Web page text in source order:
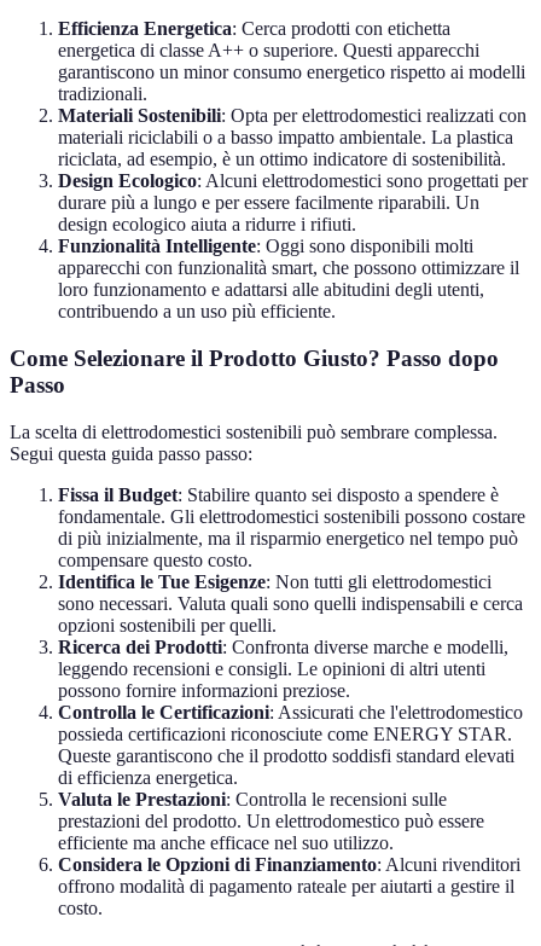
Efficienza Energetica: Cerca prodotti con etichetta
energetica di classe A++ o superiore. Questi apparecchi
garantiscono un minor consumo energetico rispetto ai modelli
tradizionali.
Materiali Sostenibili: Opta per elettrodomestici realizzati con
materiali riciclabili o a basso impatto ambientale. La plastica
riciclata, ad esempio, è un ottimo indicatore di sostenibilità.
Design Ecologico: Alcuni elettrodomestici sono progettati per
durare più a lungo e per essere facilmente riparabili. Un
design ecologico aiuta a ridurre i rifiuti.
Funzionalità Intelligente: Oggi sono disponibili molti
apparecchi con funzionalità smart, che possono ottimizzare il
loro funzionamento e adattarsi alle abitudini degli utenti,
contribuendo a un uso più efficiente.
Come Selezionare il Prodotto Giusto? Passo dopo
Passo
La scelta di elettrodomestici sostenibili può sembrare complessa.
Segui questa guida passo passo:
Fissa il Budget: Stabilire quanto sei disposto a spendere è
fondamentale. Gli elettrodomestici sostenibili possono costare
di più inizialmente, ma il risparmio energetico nel tempo può
compensare questo costo.
Identifica le Tue Esigenze: Non tutti gli elettrodomestici
sono necessari. Valuta quali sono quelli indispensabili e cerca
opzioni sostenibili per quelli.
Ricerca dei Prodotti: Confronta diverse marche e modelli,
leggendo recensioni e consigli. Le opinioni di altri utenti
possono fornire informazioni preziose.
Controlla le Certificazioni: Assicurati che l'elettrodomestico
possieda certificazioni riconosciute come ENERGY STAR.
Queste garantiscono che il prodotto soddisfi standard elevati
di efficienza energetica.
Valuta le Prestazioni: Controlla le recensioni sulle
prestazioni del prodotto. Un elettrodomestico può essere
efficiente ma anche efficace nel suo utilizzo.
Considera le Opzioni di Finanziamento: Alcuni rivenditori
offrono modalità di pagamento rateale per aiutarti a gestire il
costo.